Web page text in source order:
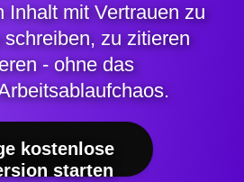
Inhalt mit Vertrauen zu
zu zitieren
- ohne das
kostenlose
starten